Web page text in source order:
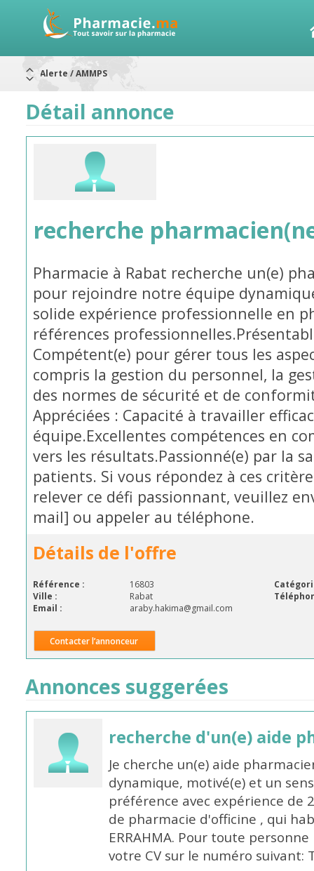
Aureomycine ophtalmique : Rappel de lots
RAPPELS DE LOTS
Rappel de lots : préparations lactées
Détail annonce
recherche
Pharmacie à Rabat recherche un(e)
pour rejoindre notre équipe
solide expérience professionnelle en
références
Compétent(e) pour gérer tous les
compris la gestion du personnel, la
des normes de sécurité et de
Appréciées : Capacité à travailler
équipe.Excellentes compétences en
vers les résultats.Passionné(e) par la
patients. Si vous répondez à ces
relever ce défi passionnant, veuillez
mail] ou appeler au téléphone.
Détails de l'offre
Référence : 16803
Ville :
Rabat
Email :
araby.hakima@gmail.com
Contacter l’annonceur
Annonces suggerées
recherche d'un(e) aide
Je cherche un(e) aide
dynamique, motivé(e) et un
préférence avec expérience de
de pharmacie d'officine , qui
ERRAHMA. Pour toute
votre CV sur le numéro suivant: